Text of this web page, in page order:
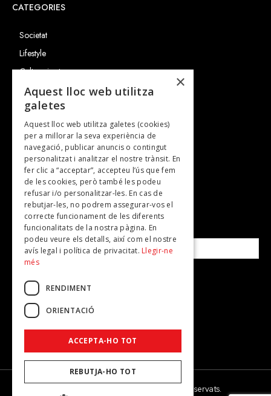
CATEGORIES
Societat
Lifestyle
Cultura i art
Entrevistes
Gastronomia
TV
Plans per fer
Revistes
SUBSCRIU-TE A LA NOSTRA NEWSLETTER!
Correu electrònic*
Accepto lapolítica de privacitat
© 2026 - Dona Secret - Tots els drets reservats.
×
Aquest lloc web utilitza
galetes
Aquest lloc web utilitza galetes (cookies)
per a millorar la seva experiència de
navegació, publicar anuncis o contingut
personalitzat i analitzar el nostre trànsit. En
fer clic a “acceptar”, accepteu l’ús que fem
de les cookies, però també les podeu
refusar i/o personalitzar-les. En cas de
rebutjar-les, no podrem assegurar-vos el
correcte funcionament de les diferents
funcionalitats de la nostra pàgina. En
podeu veure els detalls, així com el nostre
avís legal i política de privacitat. Llegir-ne
més
RENDIMENT
ORIENTACIÓ
ACCEPTA-HO TOT
REBUTJA-HO TOT